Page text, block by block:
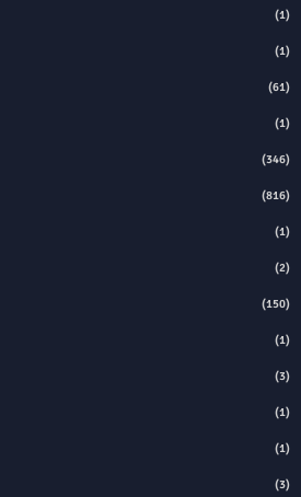
(1)
(1)
(61)
(1)
(346)
(816)
(1)
(2)
(150)
(1)
(3)
(1)
(1)
(3)